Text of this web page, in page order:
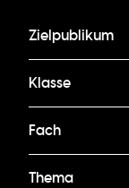
Zielpublikum
Klasse
Fach
Thema